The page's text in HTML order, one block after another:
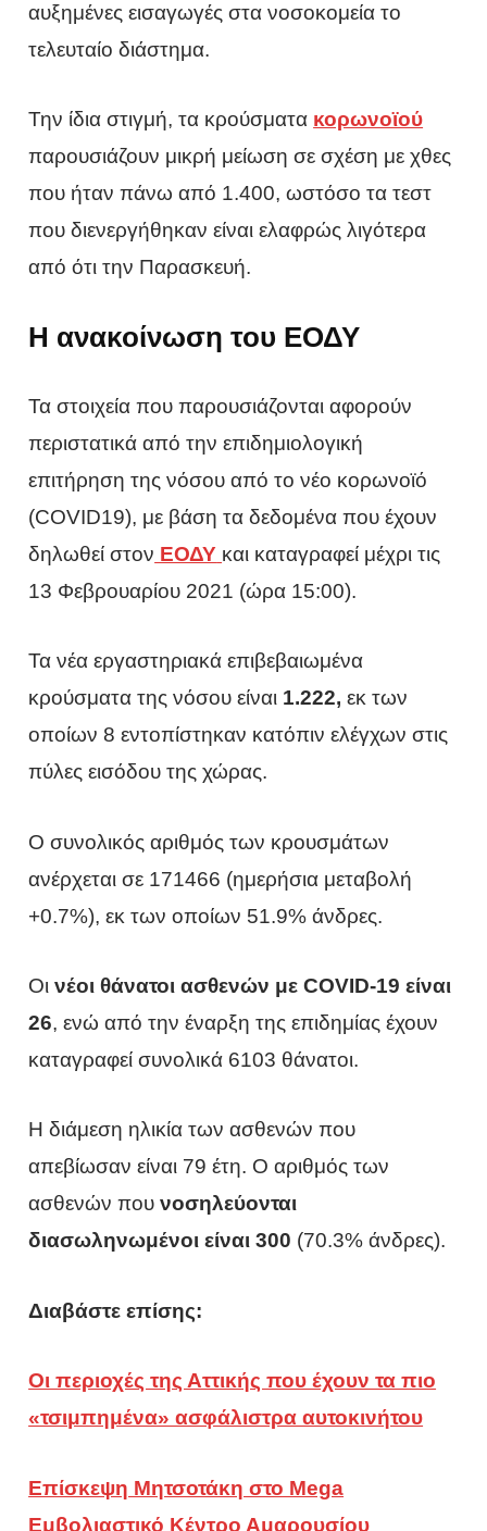
αυξημένες εισαγωγές στα νοσοκομεία το
τελευταίο διάστημα.
Την ίδια στιγμή, τα κρούσματα κορωνοϊού
παρουσιάζουν μικρή μείωση σε σχέση με χθες
που ήταν πάνω από 1.400, ωστόσο τα τεστ
που διενεργήθηκαν είναι ελαφρώς λιγότερα
από ότι την Παρασκευή.
Η ανακοίνωση του ΕΟΔΥ
Τα στοιχεία που παρουσιάζονται αφορούν
περιστατικά από την επιδημιολογική
επιτήρηση της νόσου από το νέο κορωνοϊό
(COVID19), με βάση τα δεδομένα που έχουν
δηλωθεί στον ΕΟΔΥ και καταγραφεί μέχρι τις
13 Φεβρουαρίου 2021 (ώρα 15:00).
Τα νέα εργαστηριακά επιβεβαιωμένα
κρούσματα της νόσου είναι 1.222, εκ των
οποίων 8 εντοπίστηκαν κατόπιν ελέγχων στις
πύλες εισόδου της χώρας.
Ο συνολικός αριθμός των κρουσμάτων
ανέρχεται σε 171466 (ημερήσια μεταβολή
+0.7%), εκ των οποίων 51.9% άνδρες.
Οινέοι θάνατοι ασθενών με COVID-19 είναι
26, ενώ από την έναρξη της επιδημίας έχουν
καταγραφεί συνολικά 6103 θάνατοι.
Η διάμεση ηλικία των ασθενών που
απεβίωσαν είναι 79 έτη. Ο αριθμός των
ασθενών πουνοσηλεύονται
διασωληνωμένοι είναι 300 (70.3% άνδρες).
Διαβάστε επίσης:
Οι περιοχές της Αττικής που έχουν τα πιο
«τσιμπημένα» ασφάλιστρα αυτοκινήτου
Επίσκεψη Μητσοτάκη στο Mega
Εμβολιαστικό Κέντρο Αμαρουσίου